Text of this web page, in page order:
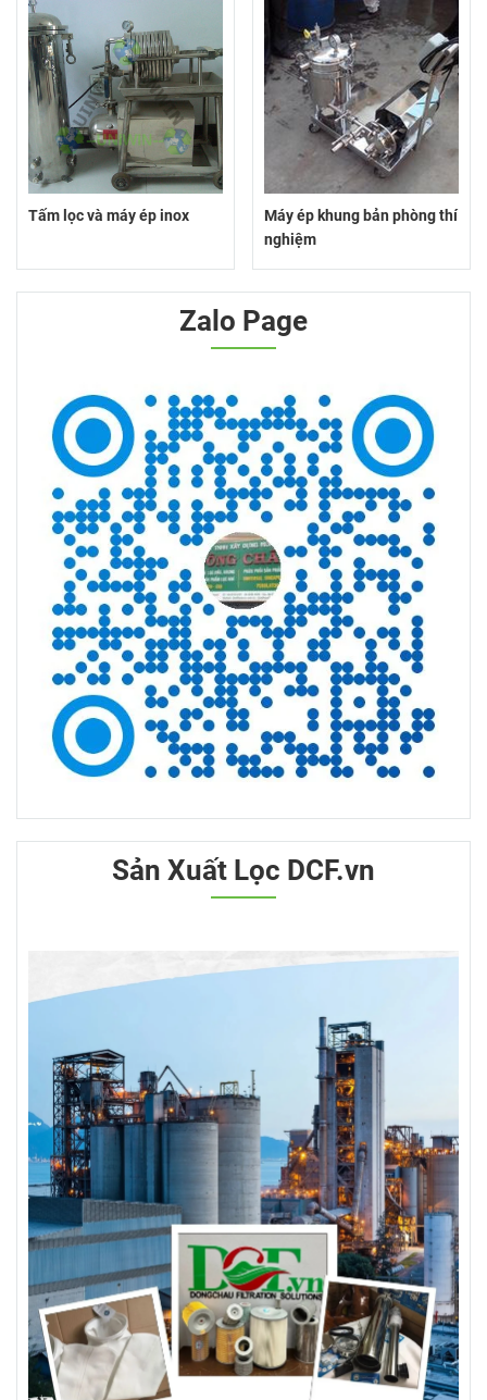
Tấm lọc và máy ép inox
Máy ép khung bản phòng thí
nghiệm
Zalo Page
Sản Xuất Lọc DCF.vn